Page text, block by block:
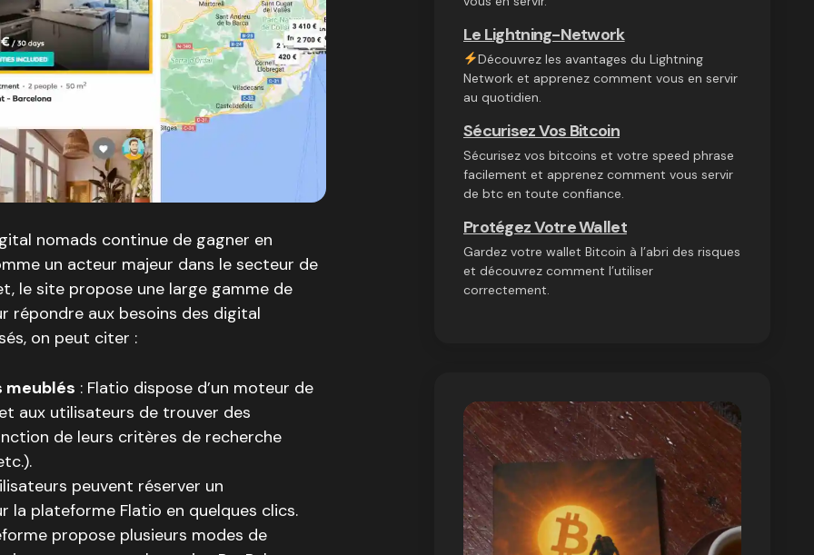
nomads continue de gagner en
un acteur majeur dans le secteur de
le site propose une large gamme de
répondre aux besoins des digital
on peut citer :
meublés : Flatio dispose d’un moteur de
aux utilisateurs de trouver des
de leurs critères de recherche
peuvent réserver un
plateforme Flatio en quelques clics.
propose plusieurs modes de
Le Lightning-Network
Découvrez les avantages du Lightning
Network et apprenez comment vous en servir
au quotidien.
Sécurisez Vos Bitcoin
Sécurisez vos bitcoins et votre speed phrase
facilement et apprenez comment vous servir
de btc en toute confiance.
Protégez Votre Wallet
Gardez votre wallet Bitcoin à l’abri des risques
et découvrez comment l’utiliser
correctement.